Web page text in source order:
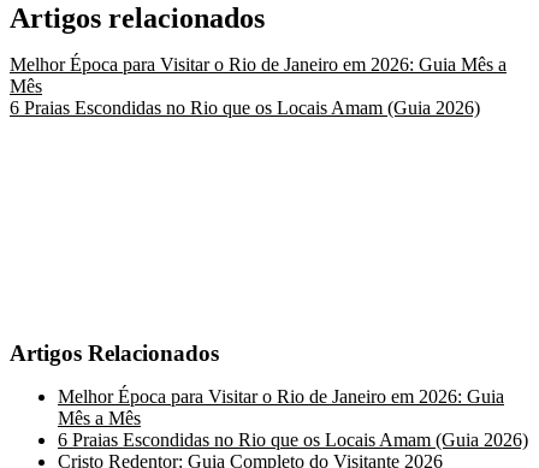
Artigos relacionados
Melhor Época para Visitar o Rio de Janeiro em 2026: Guia Mês a
Mês
6 Praias Escondidas no Rio que os Locais Amam (Guia 2026)
Artigos Relacionados
Melhor Época para Visitar o Rio de Janeiro em 2026: Guia
Mês a Mês
6 Praias Escondidas no Rio que os Locais Amam (Guia 2026)
Cristo Redentor: Guia Completo do Visitante 2026